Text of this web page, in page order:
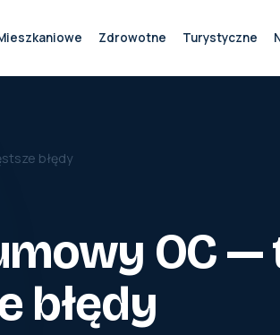
Zdrowotne Turystyczne
błędy
OC —
błędy